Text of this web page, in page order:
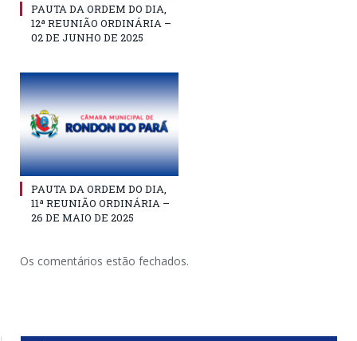
PAUTA DA ORDEM DO DIA,
12ª REUNIÃO ORDINÁRIA –
02 DE JUNHO DE 2025
PAUTA DA ORDEM DO DIA,
11ª REUNIÃO ORDINÁRIA –
26 DE MAIO DE 2025
Os comentários estão fechados.